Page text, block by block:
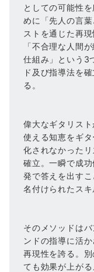
としての可能性
めに「先人の言
ストを通じた再
「不合理な人間
仕組み」という3
ド及び指導法を
る。
偉大なギタリス
使える知恵をギ
化されなかった
確立。一瞬で成
発で答えを出す
名付けられたスキ
そのメソッドは
ンドの指導に活
再現性を誇る。
ても効果が上が